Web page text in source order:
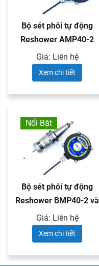
Bộ sét phôi tự động
Reshower AMP40-2
và đầu ...
Giá: Liên hệ
Xem chi tiết
Nổi Bật
Bộ sét phôi tự động
Reshower BMP40-2 và
đầu ...
Giá: Liên hệ
Xem chi tiết